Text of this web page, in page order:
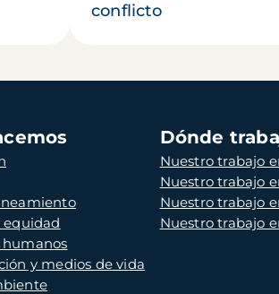
conflicto
equidad
humanos
y medios de vida
Dónde
Nuestro trabajo
Nuestro trabajo
Nuestro trabajo
Nuestro trabajo